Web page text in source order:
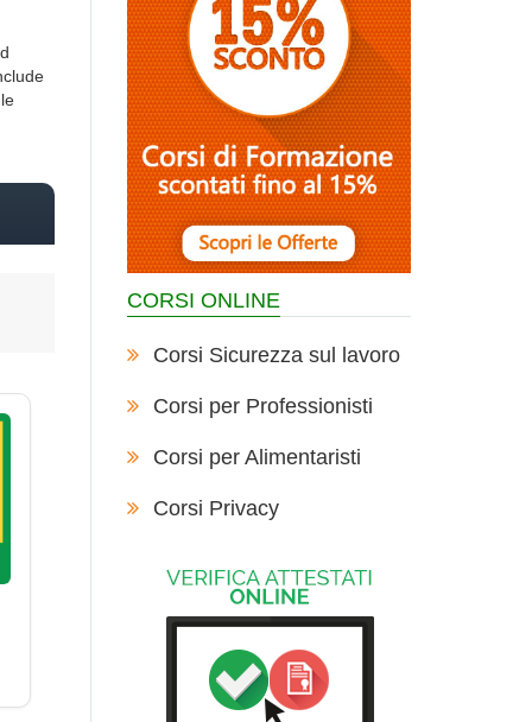
CORSI ONLINE
Corsi Sicurezza sul lavoro
Corsi per Professionisti
Corsi per Alimentaristi
Corsi Privacy